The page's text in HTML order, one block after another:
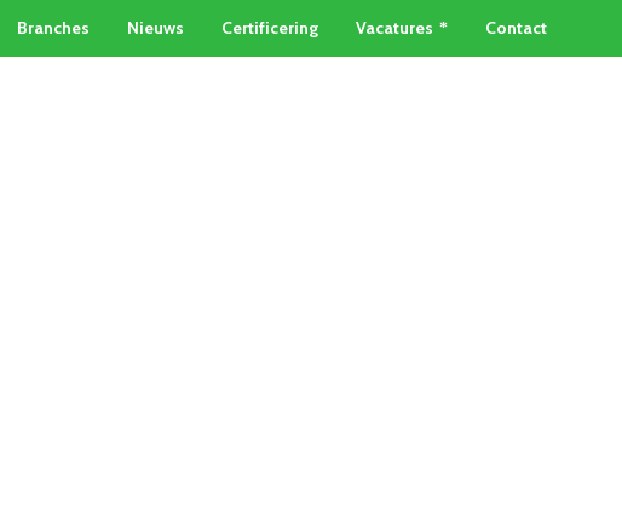
Branches Nieuws Certificering Vacatures Contact